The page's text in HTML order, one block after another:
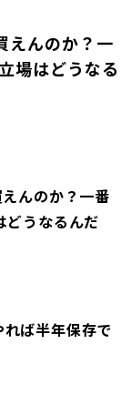
えんのか？一
場はどうなる
んのか？一番
どうなるんだ
ば半年保存で